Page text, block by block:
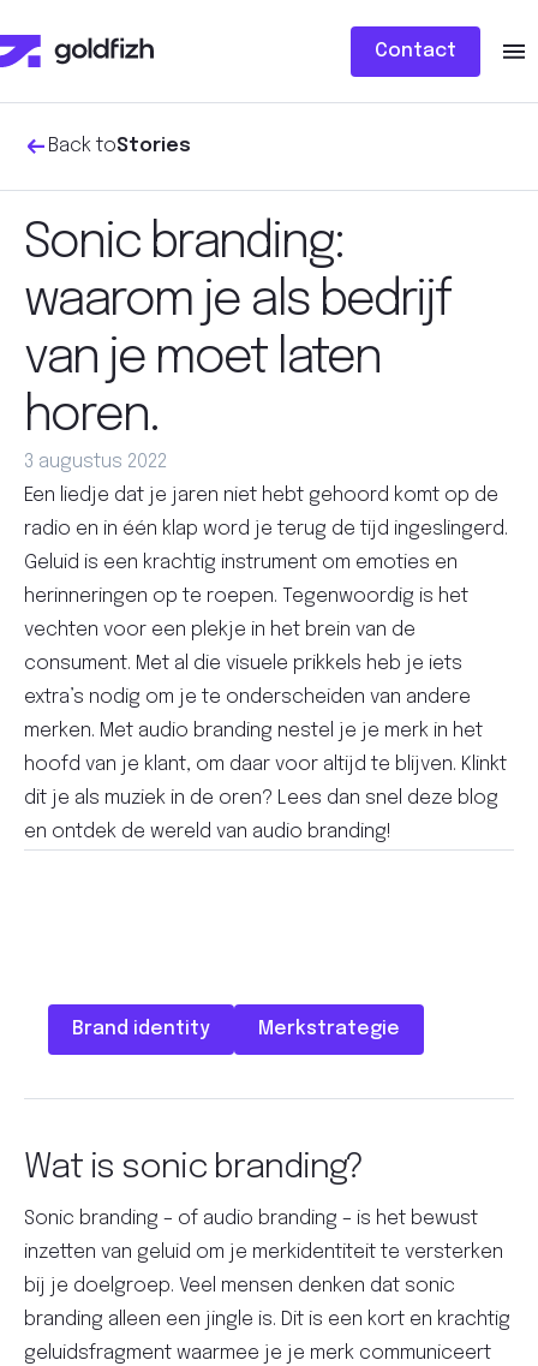
Contact
Back toStories
Sonic branding:
waarom je als bedrijf
van je moet laten
horen.
3 augustus 2022
Een liedje dat je jaren niet hebt gehoord komt op de
radio en in één klap word je terug de tijd ingeslingerd.
Geluid is een krachtig instrument om emoties en
herinneringen op te roepen. Tegenwoordig is het
vechten voor een plekje in het brein van de
consument. Met al die visuele prikkels heb je iets
extra’s nodig om je te onderscheiden van andere
merken. Met audio branding nestel je je merk in het
hoofd van je klant, om daar voor altijd te blijven. Klinkt
dit je als muziek in de oren? Lees dan snel deze blog
en ontdek de wereld van audio branding!
Brand identity Merkstrategie
Wat is sonic branding?
Sonic branding – of audio branding – is het bewust
inzetten van geluid om je merkidentiteit te versterken
bij je doelgroep. Veel mensen denken dat sonic
branding alleen een jingle is. Dit is een kort en krachtig
geluidsfragment waarmee je je merk communiceert